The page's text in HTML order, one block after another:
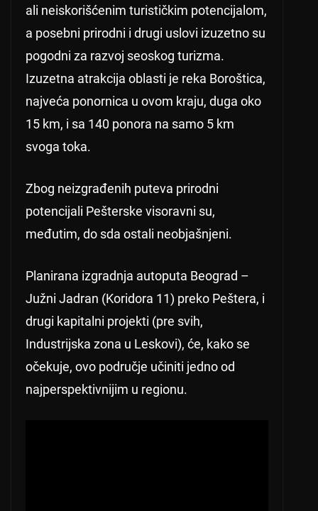
ali neiskorišćenim turističkim potencijalom,
a posebni prirodni i drugi uslovi izuzetno su
pogodni za razvoj seoskog turizma.
Izuzetna atrakcija oblasti je reka Boroštica,
najveća ponornica u ovom kraju, duga oko
15 km, i sa 140 ponora na samo 5 km
svoga toka.
Zbog neizgrađenih puteva prirodni
potencijali Pešterske visoravni su,
međutim, do sda ostali neobjašnjeni.
Planirana izgradnja autoputa Beograd –
Južni Jadran (Koridora 11) preko Peštera, i
drugi kapitalni projekti (pre svih,
Industrijska zona u Leskovi), će, kako se
očekuje, ovo područje učiniti jedno od
najperspektivnijim u regionu.